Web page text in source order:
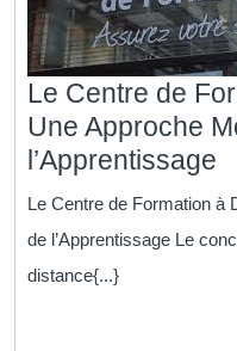
Le Centre de
Une Approche
l’Apprentissage
Le Centre de Formation à
de l’Apprentissage Le
distance{...}